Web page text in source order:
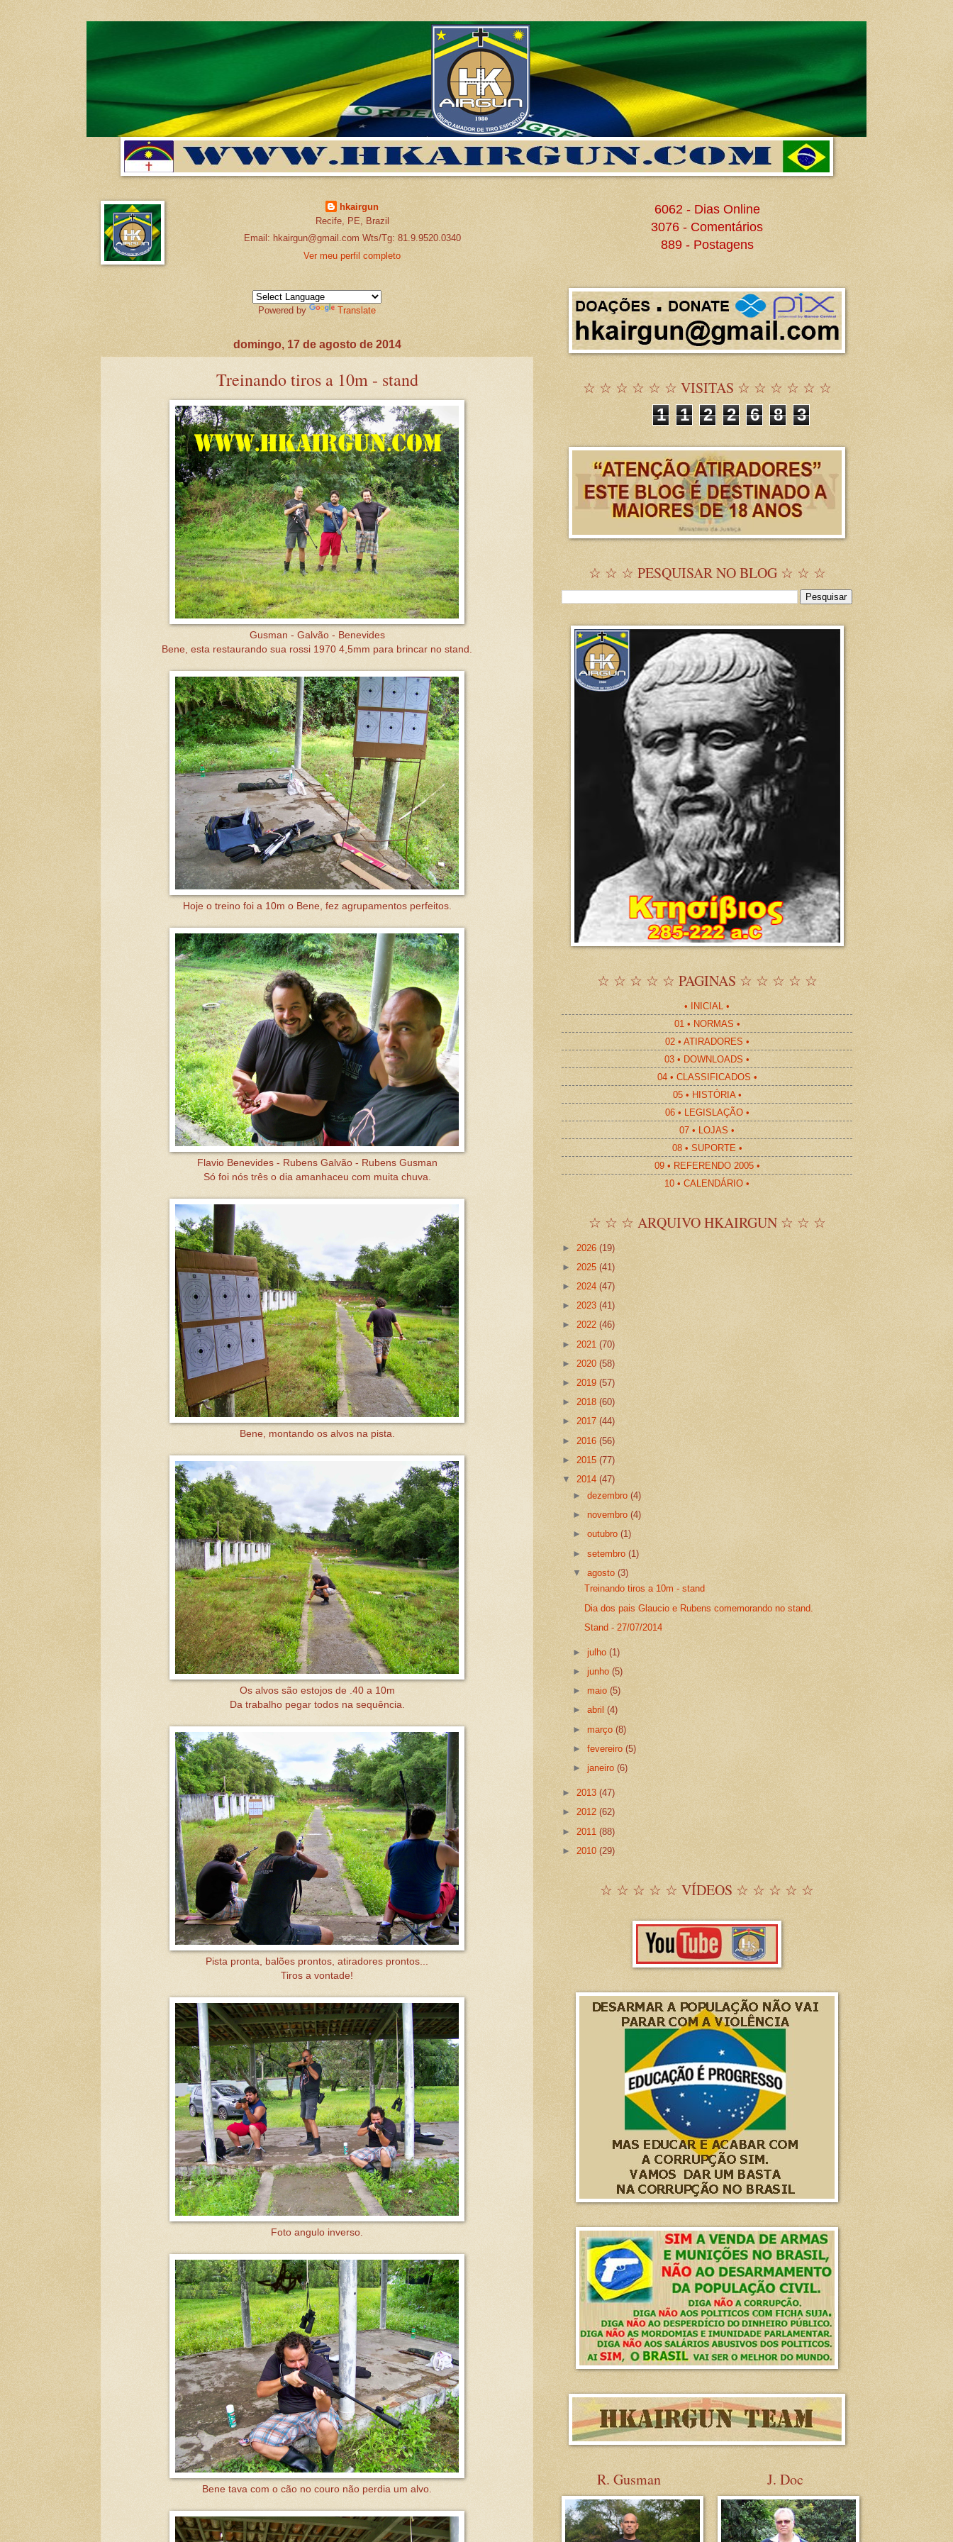
hkairgun
Recife, PE, Brazil
Email: hkairgun@gmail.com Wts/Tg: 81.9.9520.0340
Ver meu perfil completo
Powered by Translate
domingo, 17 de agosto de 2014
Treinando tiros a 10m - stand
Gusman - Galvão - Benevides
Bene, esta restaurando sua rossi 1970 4,5mm para brincar no stand.
Hoje o treino foi a 10m o Bene, fez agrupamentos perfeitos.
Flavio Benevides - Rubens Galvão - Rubens Gusman
Só foi nós três o dia amanhaceu com muita chuva.
Bene, montando os alvos na pista.
Os alvos são estojos de .40 a 10m
Da trabalho pegar todos na sequência.
Pista pronta, balões prontos, atiradores prontos...
Tiros a vontade!
Foto angulo inverso.
Bene tava com o cão no couro não perdia um alvo.
6062 - Dias Online
3076 - Comentários
889 - Postagens
☆ ☆ ☆ ☆ ☆ ☆ VISITAS ☆ ☆ ☆ ☆ ☆ ☆
1
1 2 2 6 8 3
☆ ☆ ☆ PESQUISAR NO BLOG ☆ ☆ ☆
☆ ☆ ☆ ☆ ☆ PAGINAS ☆ ☆ ☆ ☆ ☆
• INICIAL •
01 • NORMAS •
02 • ATIRADORES •
03 • DOWNLOADS •
04 • CLASSIFICADOS •
05 • HISTÓRIA •
06 • LEGISLAÇÃO •
07 • LOJAS •
08 • SUPORTE •
09 • REFERENDO 2005 •
10 • CALENDÁRIO •
☆ ☆ ☆ ARQUIVO HKAIRGUN ☆ ☆ ☆
► 2026 (19)
► 2025 (41)
► 2024 (47)
► 2023 (41)
► 2022 (46)
► 2021 (70)
► 2020 (58)
► 2019 (57)
► 2018 (60)
► 2017 (44)
► 2016 (56)
► 2015 (77)
▼ 2014 (47)
►dezembro(4)
►novembro(4)
►outubro(1)
►setembro(1)
▼agosto(3)
Treinando tiros a 10m - stand
Dia dos pais Glaucio e Rubens comemorando no stand.
Stand - 27/07/2014
►julho(1)
► junho(5)
►maio(5)
►abril(4)
►março(8)
►fevereiro(5)
► janeiro(6)
► 2013 (47)
► 2012 (62)
► 2011 (88)
► 2010 (29)
☆ ☆ ☆ ☆ ☆ VÍDEOS ☆ ☆ ☆ ☆ ☆
R. Gusman J. Doc